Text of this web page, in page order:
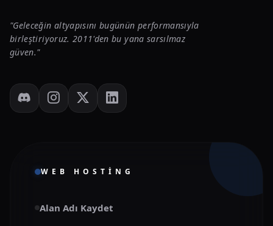
"Geleceğin altyapısını bugünün performansıyla
birleştiriyoruz. 2011'den bu yana sarsılmaz
güven."
WEB HOSTING
Alan Adı Kaydet